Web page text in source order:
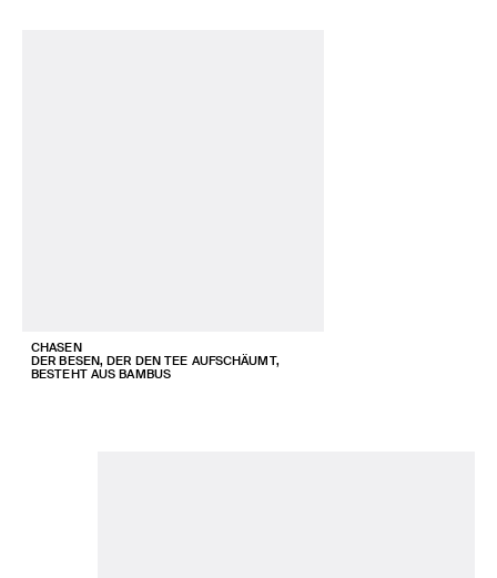
CHASEN
DER BESEN, DER DEN TEE AUFSCHÄUMT,
BESTEHT AUS BAMBUS